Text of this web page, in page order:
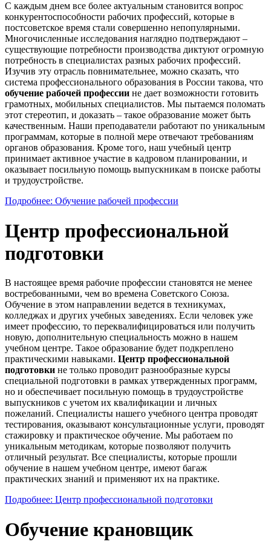
С каждым днем все более актуальным становится вопрос
конкурентоспособности рабочих профессий, которые в
постсоветское время стали совершенно непопулярными.
Многочисленные исследования наглядно подтверждают –
существующие потребности производства диктуют огромную
потребность в специалистах разных рабочих профессий.
Изучив эту отрасль повнимательнее, можно сказать, что
система профессионального образования в России такова, что
обучение рабочей профессии не дает возможности готовить
грамотных, мобильных специалистов. Мы пытаемся поломать
этот стереотип, и доказать – такое образование может быть
качественным. Наши преподаватели работают по уникальным
программам, которые в полной мере отвечают требованиям
органов образования. Кроме того, наш учебный центр
принимает активное участие в кадровом планировании, и
оказывает посильную помощь выпускникам в поиске работы
и трудоустройстве.
Подробнее: Обучение рабочей профессии
Центр профессиональной
подготовки
В настоящее время рабочие профессии становятся не менее
востребованными, чем во времена Советского Союза.
Обучение в этом направлении ведется в техникумах,
колледжах и других учебных заведениях. Если человек уже
имеет профессию, то переквалифицироваться или получить
новую, дополнительную специальность можно в нашем
учебном центре. Такое образование будет подкреплено
практическими навыками. Центр профессиональной
подготовки не только проводит разнообразные курсы
специальной подготовки в рамках утвержденных программ,
но и обеспечивает посильную помощь в трудоустройстве
выпускников с учетом их квалификации и личных
пожеланий. Специалисты нашего учебного центра проводят
тестирования, оказывают консультационные услуги, проводят
стажировку и практическое обучение. Мы работаем по
уникальным методикам, которые позволяют получить
отличный результат. Все специалисты, которые прошли
обучение в нашем учебном центре, имеют багаж
практических знаний и применяют их на практике.
Подробнее: Центр профессиональной подготовки
Обучение крановщик